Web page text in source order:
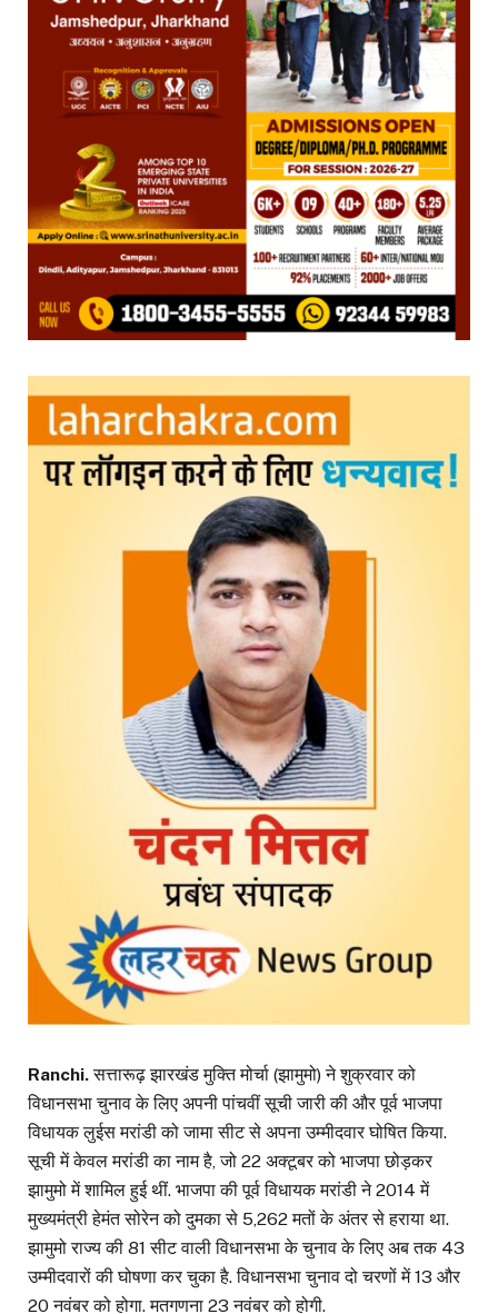
Ranchi.सत्तारूढ़ झारखंड मुक्ति मोर्चा (झामुमो) ने शुक्रवार को
विधानसभा चुनाव के लिए अपनी पांचवीं सूची जारी की और पूर्व भाजपा
विधायक लुईस मरांडी को जामा सीट से अपना उम्मीदवार घोषित किया.
सूची में केवल मरांडी का नाम है, जो 22 अक्टूबर को भाजपा छोड़कर
झामुमो में शामिल हुई थीं. भाजपा की पूर्व विधायक मरांडी ने 2014 में
मुख्यमंत्री हेमंत सोरेन को दुमका से 5,262 मतों के अंतर से हराया था.
झामुमो राज्य की 81 सीट वाली विधानसभा के चुनाव के लिए अब तक 43
उम्मीदवारों की घोषणा कर चुका है. विधानसभा चुनाव दो चरणों में 13 और
20 नवंबर को होगा. मतगणना 23 नवंबर को होगी.